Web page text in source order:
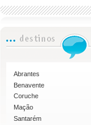
Abrantes
Benavente
Coruche
Mação
Santarém